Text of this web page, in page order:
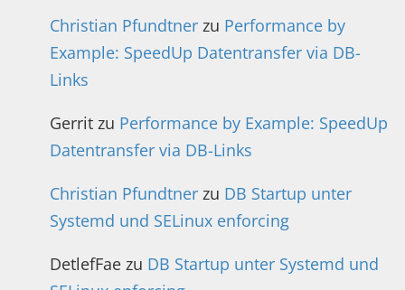
Christian Pfundtner zu Performance by
Example: SpeedUp Datentransfer via DB-
Links
Gerrit zu Performance by Example: SpeedUp
Datentransfer via DB-Links
Christian Pfundtner zu DB Startup unter
Systemd und SELinux enforcing
DetlefFae zu DB Startup unter Systemd und